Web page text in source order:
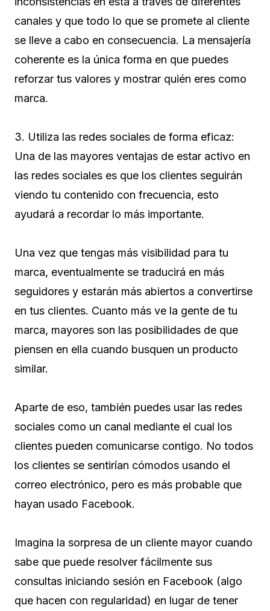
canales y que todo lo que se promete al cliente
se lleve a cabo en consecuencia. La mensajería
coherente es la única forma en que puedes
reforzar tus valores y mostrar quién eres como
marca.
3. Utiliza las redes sociales de forma eficaz:
Una de las mayores ventajas de estar activo en
las redes sociales es que los clientes seguirán
viendo tu contenido con frecuencia, esto
ayudará a recordar lo más importante.
Una vez que tengas más visibilidad para tu
marca, eventualmente se traducirá en más
seguidores y estarán más abiertos a convertirse
en tus clientes. Cuanto más ve la gente de tu
marca, mayores son las posibilidades de que
piensen en ella cuando busquen un producto
similar.
Aparte de eso, también puedes usar las redes
sociales como un canal mediante el cual los
clientes pueden comunicarse contigo. No todos
los clientes se sentirían cómodos usando el
correo electrónico, pero es más probable que
hayan usado Facebook.
Imagina la sorpresa de un cliente mayor cuando
sabe que puede resolver fácilmente sus
consultas iniciando sesión en Facebook (algo
que hacen con regularidad) en lugar de tener